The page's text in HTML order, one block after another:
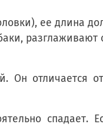
ее длина
разглаживают
Он